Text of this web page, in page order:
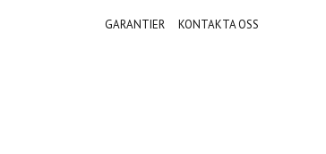
GARANTIER KONTAKTA OSS